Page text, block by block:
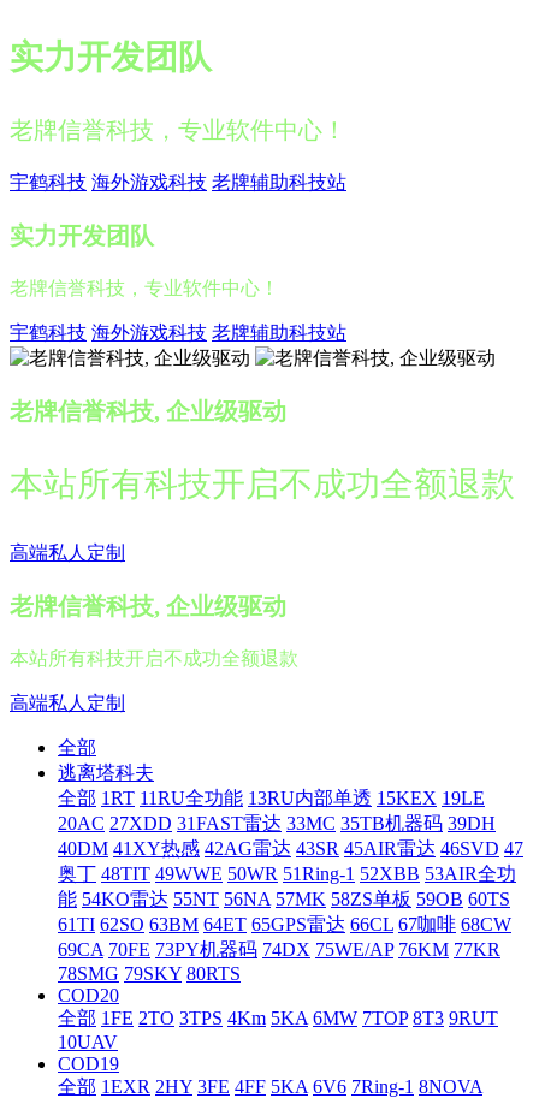
实力开发团队
老牌信誉科技，专业软件中心！
宇鹤科技 海外游戏科技 老牌辅助科技站
实力开发团队
老牌信誉科技，专业软件中心！
宇鹤科技 海外游戏科技 老牌辅助科技站
老牌信誉科技, 企业级驱动
本站所有科技开启不成功全额退款
高端私人定制
老牌信誉科技, 企业级驱动
本站所有科技开启不成功全额退款
高端私人定制
全部
逃离塔科夫
全部 1RT 11RU全功能 13RU内部单透 15KEX 19LE
20AC 27XDD 31FAST雷达 33MC 35TB机器码 39DH
40DM 41XY热感 42AG雷达 43SR 45AIR雷达 46SVD 47
奥丁 48TIT 49WWE 50WR 51Ring-1 52XBB 53AIR全功
能 54KO雷达 55NT 56NA 57MK 58ZS单板 59OB 60TS
61TI 62SO 63BM 64ET 65GPS雷达 66CL 67咖啡 68CW
69CA 70FE 73PY机器码 74DX 75WE/AP 76KM 77KR
78SMG 79SKY 80RTS
COD20
全部 1FE 2TO 3TPS 4Km 5KA 6MW 7TOP 8T3 9RUT
10UAV
COD19
全部 1EXR 2HY 3FE 4FF 5KA 6V6 7Ring-1 8NOVA